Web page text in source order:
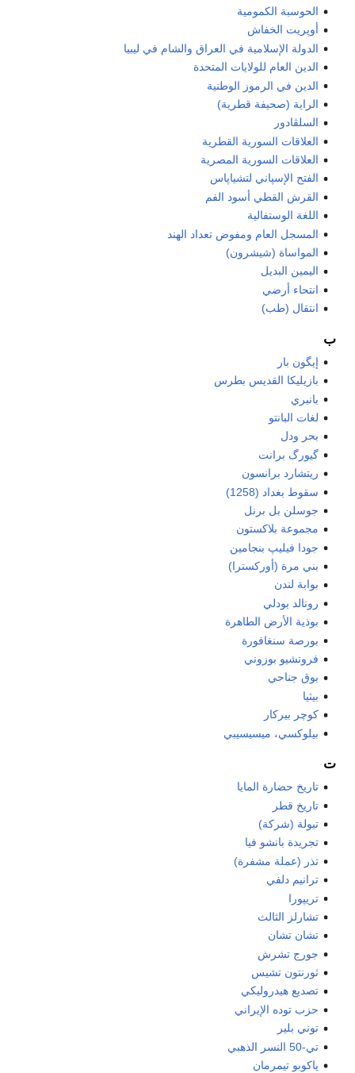
الحوسبة الكمومية
أوپريت الخفاش
الدولة الإسلامية في العراق والشام في ليبيا
الدين العام للولايات المتحدة
الدين في الرموز الوطنية
الراية (صحيفة قطرية)
السلڤادور
العلاقات السورية القطرية
العلاقات السورية المصرية
الفتح الإسپاني لتشياپاس
القرش القطي أسود الفم
اللغة الوستفالية
المسجل العام ومفوض تعداد الهند
المواساة (شيشرون)
اليمين البديل
انتحاء أرضي
انتقال (طب)
ب
إيگون بار
بازيليكا القديس بطرس
بانبري
لغات البانتو
بحر ودل
گيورگ برانت
ريتشارد برانسون
سقوط بغداد (1258)
جوسلن بل برنل
مجموعة بلاكستون
جودا فيليپ بنجامين
بني مرة (أوركسترا)
بوابة لندن
رونالد بودلي
بوذية الأرض الطاهرة
بورصة سنغافورة
فروتشيو بوزوني
بوق جناحي
بيثيا
کوچر بیرکار
بيلوكسي، ميسيسيبي
ت
تاريخ حضارة المايا
تاريخ قطر
تبولة (شركة)
تجريدة بانشو فيا
تذر (عملة مشفرة)
ترانيم دلفي
تريپورا
تشارلز الثالث
تشان تشان
جورج تشرش
ثورنتون تشيس
تصديع هيدروليكي
حزب توده الإيراني
توني بلير
تي-50 النسر الذهبي
ياكوبو تيمرمان